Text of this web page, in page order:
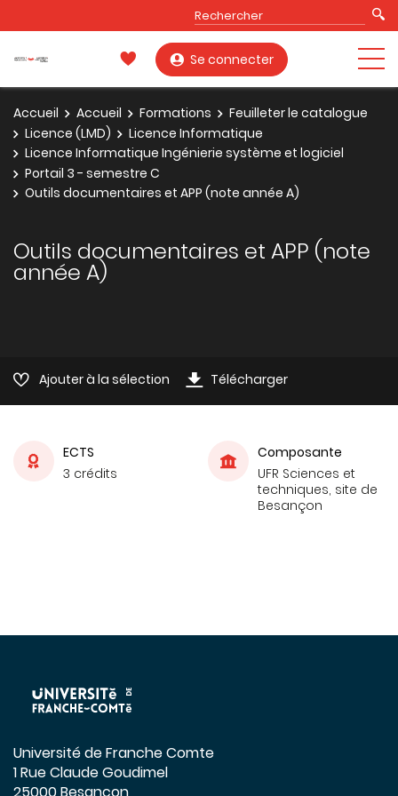
Se connecter
Accueil Accueil Formations
Feuilleter le catalogue
Licence (LMD)
Licence Informatique
Licence Informatique Ingénierie système et logiciel
Portail 3 - semestre C
Outils documentaires et APP (note année A)
Outils documentaires et APP (note
année A)
Ajouter à la sélection Télécharger
ECTS
3 crédits
Composante
UFR Sciences et
techniques, site de
Besançon
Université de Franche Comte
1 Rue Claude Goudimel
25000 Besançon